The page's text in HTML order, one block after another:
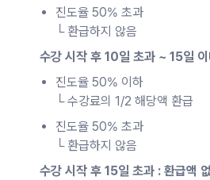
진도율 50% 초과
└ 환급하지 않음
수강 시작 후 10일 초과 ~ 15일 이
진도율 50% 이하
└ 수강료의 1/2 해당액 환급
진도율 50% 초과
└ 환급하지 않음
수강 시작 후 15일 초과 : 환급액